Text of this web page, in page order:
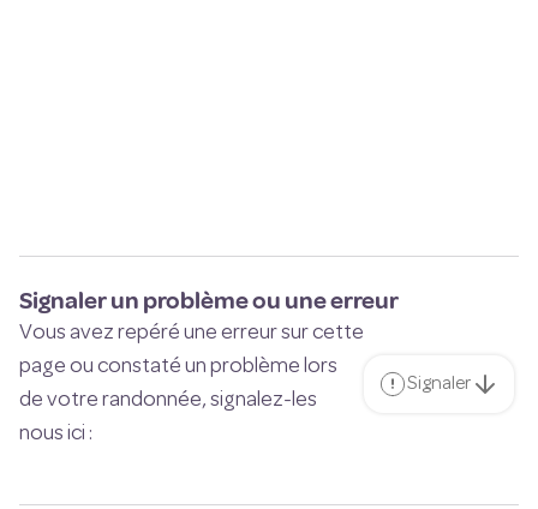
Signaler un problème ou une erreur
Vous avez repéré une erreur sur cette
page ou constaté un problème lors
de votre randonnée, signalez-les
nous ici :
Signaler